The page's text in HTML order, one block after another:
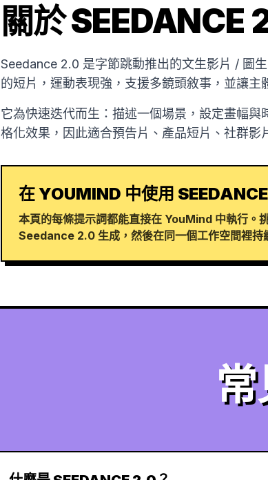
關於 SEEDANCE
Seedance 2.0 是字節跳動推出的文生影片 / 圖
的短片，運動表現強，支援多鏡頭敘事，並讓主
它為快速迭代而生：描述一個場景，設定畫幅
格化效果，因此適合預告片、產品短片、社群影
在 YOUMIND 中使用
本頁的每條提示詞都能直接在 YouMind 中執行。
Seedance 2.0 生成，然後在同一個工作空間裡持